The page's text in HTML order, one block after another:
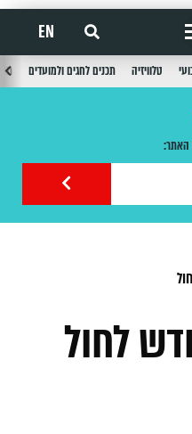
EN
טלוויזיה תכנים לחגים ולמועדים
האתר:
לחול